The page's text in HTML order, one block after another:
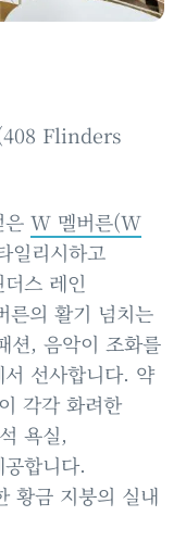
Flinders
은 W 멜버른(W
일리시하고
스 레인
의 활기 넘치는
션, 음악이 조화를
선사합니다. 약
각각 화려한
욕실,
합니다.
황금 지붕의 실내